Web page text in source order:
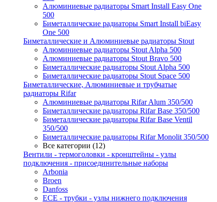
Алюминиевые радиаторы Smart Install Easy One
500
Биметаллические радиаторы Smart Install biEasy
One 500
Биметаллические и Алюминиевые радиаторы Stout
Алюминиевые радиаторы Stout Alpha 500
Алюминиевые радиаторы Stout Bravo 500
Биметаллические радиаторы Stout Alpha 500
Биметаллические радиаторы Stout Space 500
Биметаллические, Алюминиевые и трубчатые
радиаторы Rifar
Алюминиевые радиаторы Rifar Alum 350/500
Биметаллические радиаторы Rifar Base 350/500
Биметаллические радиаторы Rifar Base Ventil
350/500
Биметаллические радиаторы Rifar Monolit 350/500
Все категории (12)
Вентили - термоголовки - кронштейны - узлы
подключения - присоединительные наборы
Arbonia
Broen
Danfoss
ECE - трубки - узлы нижнего подключения